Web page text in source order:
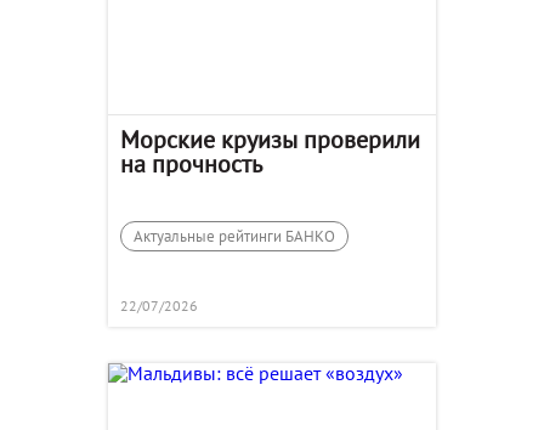
Морские круизы проверили
на прочность
Актуальные рейтинги БАНКО
22/07/2026